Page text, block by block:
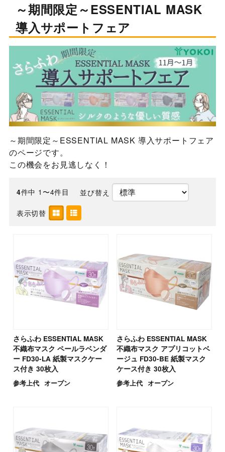
～期間限定～ESSENTIAL MASK
導入サポートフェア
～期間限定～ESSENTIAL MASK 導入サポートフェア
のページです。
この機会をお見逃しなく！
4件中 1〜4件目 並び替え
表示切替
さらふわ ESSENTIAL MASK
不織布マスク ペールラベンダ
ー FD30-LA 紙製マスクケー
ス付き 30枚入
参考上代 オープン
さらふわ ESSENTIAL MASK
不織布マスク アプリコットベ
ージュ FD30-BE 紙製マスク
ケース付き 30枚入
参考上代 オープン